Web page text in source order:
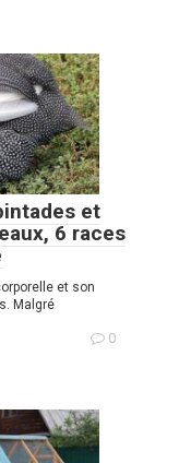
et
6 races
et son
Malgré
0